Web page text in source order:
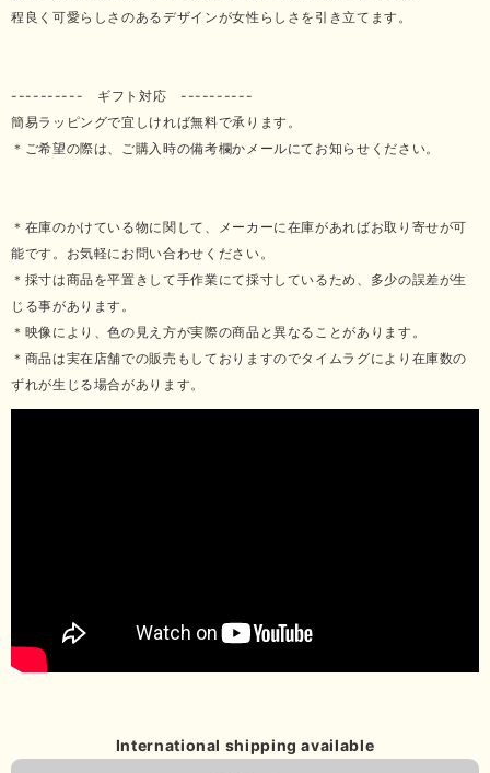
程良く可愛らしさのあるデザインが女性らしさを引き立てます。
---------- ギフト対応 ----------
簡易ラッピングで宜しければ無料で承ります。
＊ご希望の際は、ご購入時の備考欄かメールにてお知らせください。
＊在庫のかけている物に関して、メーカーに在庫があればお取り寄せが可
能です。お気軽にお問い合わせください。
＊採寸は商品を平置きして手作業にて採寸しているため、多少の誤差が生
じる事があります。
＊映像により、色の見え方が実際の商品と異なることがあります。
＊商品は実在店舗での販売もしておりますのでタイムラグにより在庫数の
ずれが生じる場合があります。
International shipping available